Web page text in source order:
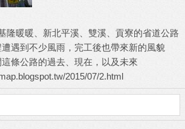
隆暖暖、新北平溪、雙溪、貢寮的省道公路
遇到不少風雨，完工後也帶來新的風貌
條公路的過去、現在，以及未來
2015/07/2.html